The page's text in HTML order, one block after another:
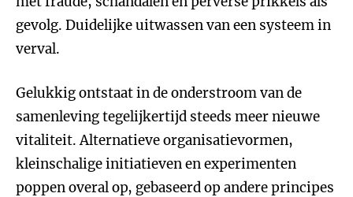
gevolg. Duidelijke uitwassen van een systeem in
verval.
Gelukkig ontstaat in de onderstroom van de
samenleving tegelijkertijd steeds meer nieuwe
vitaliteit. Alternatieve organisatievormen,
kleinschalige initiatieven en experimenten
poppen overal op, gebaseerd op andere principes